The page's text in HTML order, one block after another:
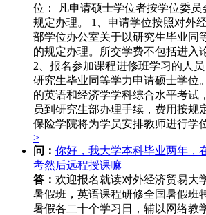
位： 凡申请硕士学位者按学位委员
规定办理。 1、申请学位按照对外
部学位办公室关于以研究生毕业同
的规定办理。所交学费不包括进入
2、报名参加课程进修班学习的人
研究生毕业同等学力申请硕士学位
的英语和经济学学科综合水平考试
员到研究生部办理手续，费用按规
保险学院将为学员安排教师进行学
>
问： 你好，我大学本科毕业两年，
考然后远程授课嘛
答： 欢迎报名就读对外经济贸易大
暑假班，英语课程研修全国暑假班
暑假各二十个学习日，辅以网络教